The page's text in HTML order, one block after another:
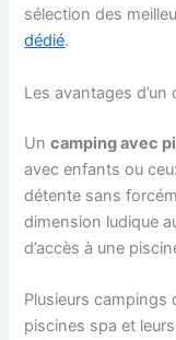
sélection des
dédié.
Les avantages
Uncamping avec
avec enfants ou
détente sans
dimension ludique
d’accès à une
Plusieurs campings
piscines spa et